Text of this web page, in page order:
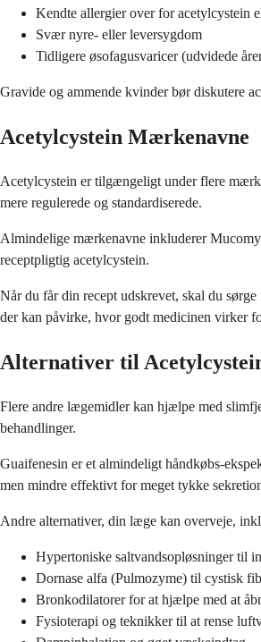
Kendte allergier over for acetylcystein
Svær nyre- eller leversygdom
Tidligere øsofagusvaricer (udvidede
Gravide og ammende kvinder bør diskutere
Acetylcystein Mærkenavne
Acetylcystein er tilgængeligt under flere
mere regulerede og standardiserede.
Almindelige mærkenavne inkluderer
receptpligtig acetylcystein.
Når du får din recept udskrevet, skal du
der kan påvirke, hvor godt medicinen virker
Alternativer til
Flere andre lægemidler kan hjælpe med
behandlinger.
Guaifenesin er et almindeligt håndkøbs-
men mindre effektivt for meget tykke
Andre alternativer, din læge kan overveje,
Hypertoniske saltvandsopløsninger til
Dornase alfa (Pulmozyme) til cystisk
Bronkodilatorer for at hjælpe med at
Fysioterapi og teknikker til at rense